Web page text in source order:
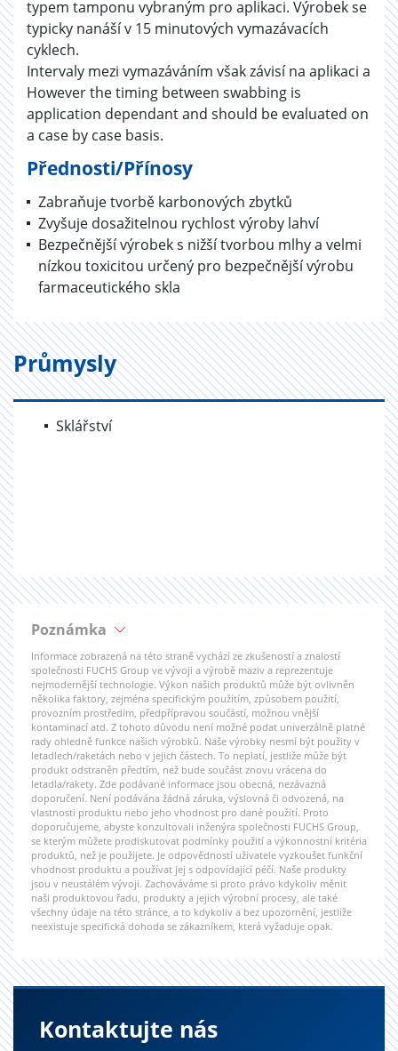
typem tamponu vybraným pro aplikaci. Výrobek se
typicky nanáší v 15 minutových vymazávacích
cyklech.
Intervaly mezi vymazáváním však závisí na aplikaci a
However the timing between swabbing is
application dependant and should be evaluated on
a case by case basis.
Přednosti/Přínosy
Zabraňuje tvorbě karbonových zbytků
Zvyšuje dosažitelnou rychlost výroby lahví
Bezpečnější výrobek s nižší tvorbou mlhy a velmi
nízkou toxicitou určený pro bezpečnější výrobu
farmaceutického skla
Průmysly
Sklářství
Poznámka
Informace zobrazená na této straně vychází ze zkušeností a znalostí
společnosti FUCHS Group ve vývoji a výrobě maziv a reprezentuje
nejmodernější technologie. Výkon našich produktů může být ovlivněn
několika faktory, zejména specifickým použitím, způsobem použití,
provozním prostředím, předpřípravou součástí, možnou vnější
kontaminací atd. Z tohoto důvodu není možné podat univerzálně platné
rady ohledně funkce našich výrobků. Naše výrobky nesmí být použity v
letadlech/raketách nebo v jejich částech. To neplatí, jestliže může být
produkt odstraněn předtím, než bude součást znovu vrácena do
letadla/rakety. Zde podávané informace jsou obecná, nezávazná
doporučení. Není podávána žádná záruka, výslovná či odvozená, na
vlastnosti produktu nebo jeho vhodnost pro dané použití. Proto
doporučujeme, abyste konzultovali inženýra společnosti FUCHS Group,
se kterým můžete prodiskutovat podmínky použití a výkonnostní kritéria
produktů, než je použijete. Je odpovědností uživatele vyzkoušet funkční
vhodnost produktu a používat jej s odpovídající péčí. Naše produkty
jsou v neustálém vývoji. Zachováváme si proto právo kdykoliv měnit
naši produktovou řadu, produkty a jejich výrobní procesy, ale také
všechny údaje na této stránce, a to kdykoliv a bez upozornění, jestliže
neexistuje specifická dohoda se zákazníkem, která vyžaduje opak.
Kontaktujte nás